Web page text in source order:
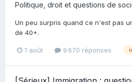
Politique, droit et questions de
Un peu surpris quand ce n'est pas
de 40+.
1 août 9 670 réponses